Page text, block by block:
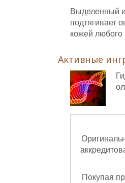
Выделенный
подтягивает
кожей любого
Активные
Покупая